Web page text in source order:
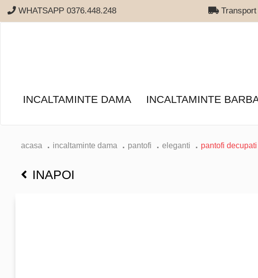
WHATSAPP 0376.448.248 Transport
INCALTAMINTE DAMA INCALTAMINTE
acasa incaltaminte dama pantofi eleganti pantofi
INAPOI